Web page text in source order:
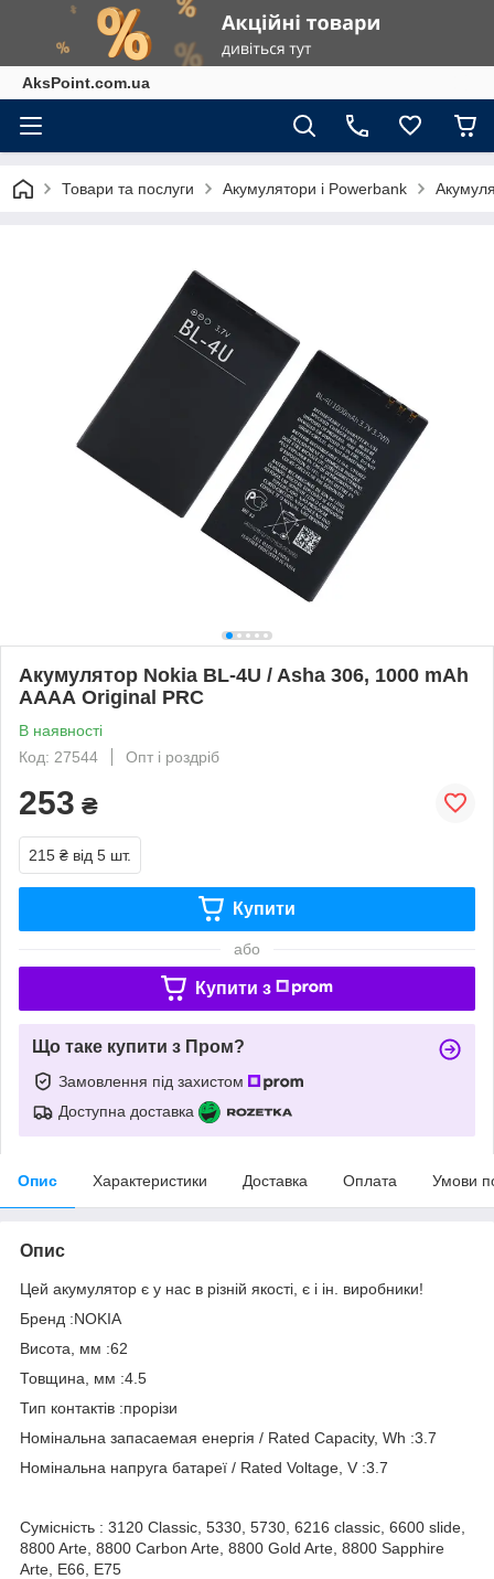
AksPoint.com.ua
Товари та послуги Акумулятори і Powerbank
Акумулятор Nokia BL-4U / Asha 306, 1000 mAh
АААА Original PRC
В наявності
Код: 27544
Опт і роздріб
253 ₴
215 ₴ від 5 шт.
Купити
або
Купити з
Що таке купити з Пром?
Замовлення під захистом
Доступна доставка
Опис Характеристики Доставка Оплата Умови
Опис
Цей акумулятор є у нас в різній якості, є і ін. виробники!
Бренд :NOKIA
Висота, мм :62
Товщина, мм :4.5
Тип контактів :прорізи
Номінальна запасаемая енергія / Rated Capacity, Wh :3.7
Номінальна напруга батареї / Rated Voltage, V :3.7
Сумісність : 3120 Classic, 5330, 5730, 6216 classic, 6600 slide,
8800 Arte, 8800 Carbon Arte, 8800 Gold Arte, 8800 Sapphire
Arte, E66, E75